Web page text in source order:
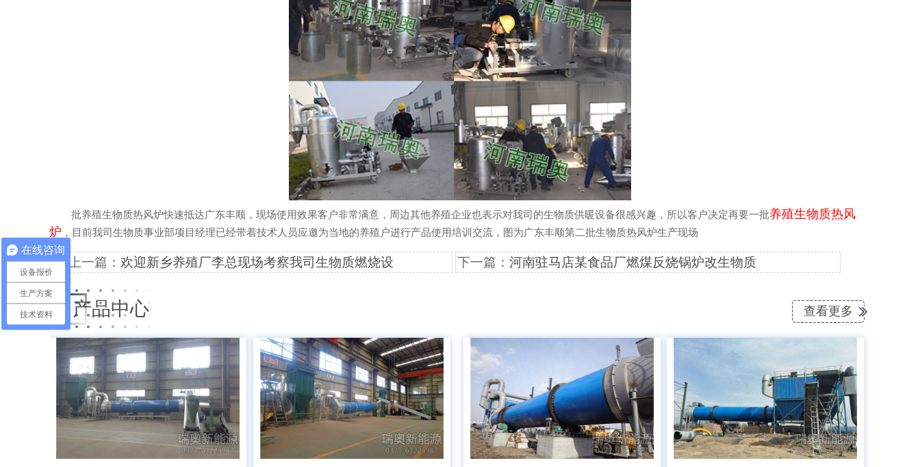
批养殖生物质热风炉快速抵达广东丰顺，现场使用效果客户非常满意，周边其他养殖企业也表示对我司的生物质供暖设备很感兴趣，所以客户决定再要一批养殖生物质热风
炉 ，目前我司生物质事业部项目经理已经带着技术人员应邀为当地的养殖户进行产品使用培训交流，图为广东丰顺第二批生物质热风炉生产现场
上一篇： 欢迎新乡养殖厂李总现场考察我司生物质燃烧设 下一篇： 河南驻马店某食品厂燃煤反烧锅炉改生物质
产品中心 查看更多
在线咨询
设备报价
生产方案
技术资料